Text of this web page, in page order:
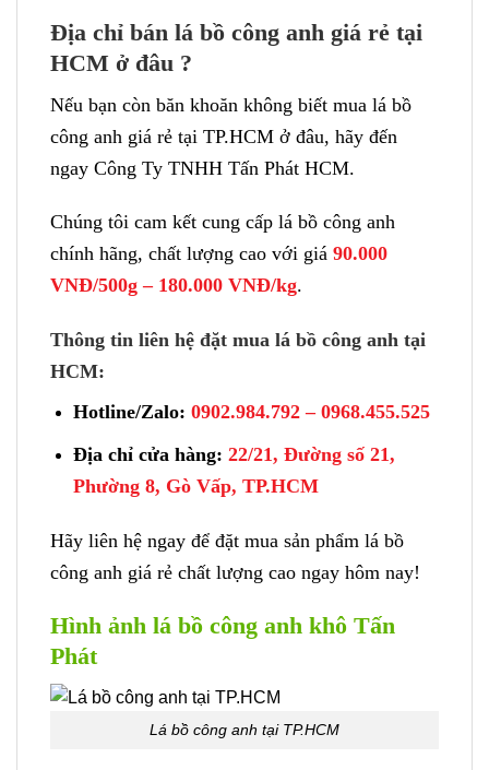
Địa chỉ bán lá bồ công anh giá rẻ tại
HCM ở đâu ?
Nếu bạn còn băn khoăn không biết mua lá bồ
công anh giá rẻ tại TP.HCM ở đâu, hãy đến
ngay Công Ty TNHH Tấn Phát HCM.
Chúng tôi cam kết cung cấp lá bồ công anh
chính hãng, chất lượng cao với giá 90.000
VNĐ/500g – 180.000 VNĐ/kg.
Thông tin liên hệ đặt mua lá bồ công anh tại
HCM:
Hotline/Zalo: 0902.984.792 – 0968.455.525
Địa chỉ cửa hàng: 22/21, Đường số 21,
Phường 8, Gò Vấp, TP.HCM
Hãy liên hệ ngay để đặt mua sản phẩm lá bồ
công anh giá rẻ chất lượng cao ngay hôm nay!
Hình ảnh lá bồ công anh khô Tấn
Phát
Lá bồ công anh tại TP.HCM